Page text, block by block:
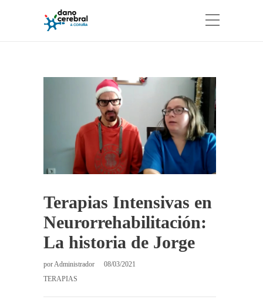
Terapias Intensivas en
Neurorrehabilitación:
La historia de Jorge
porAdministrador
08/03/2021
TERAPIAS